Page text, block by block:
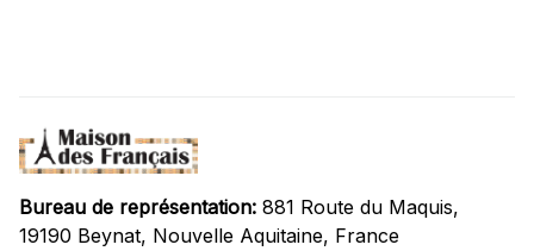
Bureau de représentation: 881 Route du Maquis,
19190 Beynat, Nouvelle Aquitaine, France